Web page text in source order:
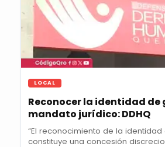
LOCAL
Reconocer la identidad de
mandato jurídico: DDHQ
“El reconocimiento de la
constituye una concesión